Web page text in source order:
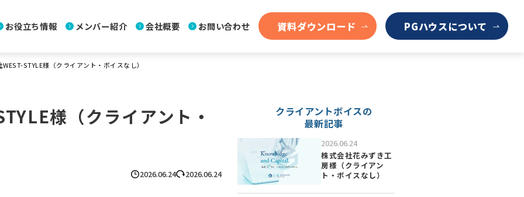
お役立ち情報 メンバー紹介 会社概要 お問い合わせ 資料ダウンロード PGハウスについて
STYLE様（クライアント・ボイスなし）
様（クライアント・
2026.06.24 2026.06.24
クライアントボイスの
最新記事
2026.06.24
株式会社花みずき工
房様（クライアン
ト・ボイスなし）